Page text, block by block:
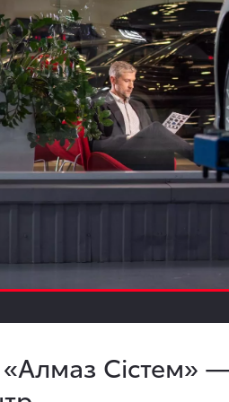
«Алмаз Сістем»